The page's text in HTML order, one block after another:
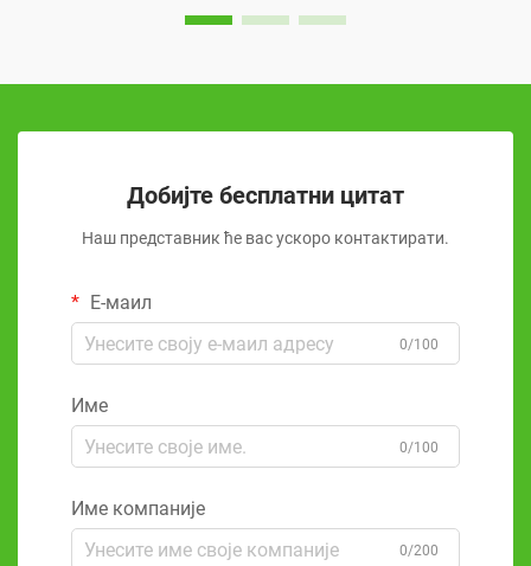
Добијте бесплатни цитат
Наш представник ће вас ускоро контактирати.
Е-маил
0/100
Име
0/100
Име компаније
0/200